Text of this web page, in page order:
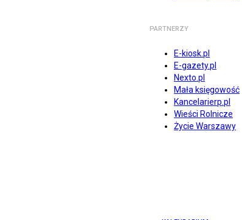
PARTNERZY
E-kiosk.pl
E-gazety.pl
Nexto.pl
Mała księgowość
Kancelarierp.pl
Wieści Rolnicze
Życie Warszawy